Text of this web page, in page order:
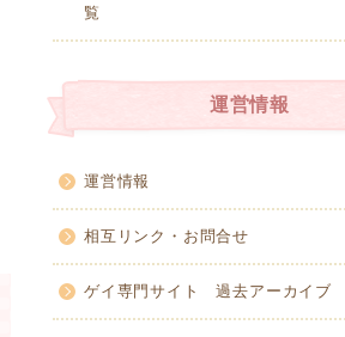
覧
運営情報
運営情報
相互リンク・お問合せ
ゲイ専門サイト 過去アーカイブ